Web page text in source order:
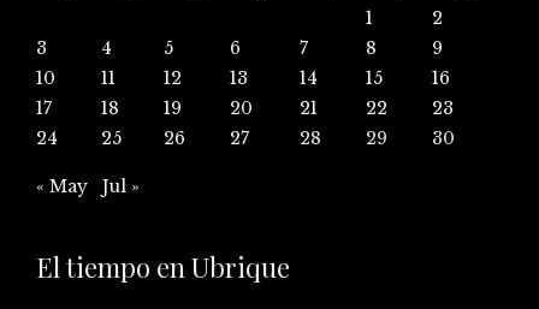
1
2
3
4 5 6 7 8
9
10
11 12 13 14 15
16
17
18 19 20 21 22
23
24
25 26 27 28 29 30
« May Jul »
El tiempo en Ubrique